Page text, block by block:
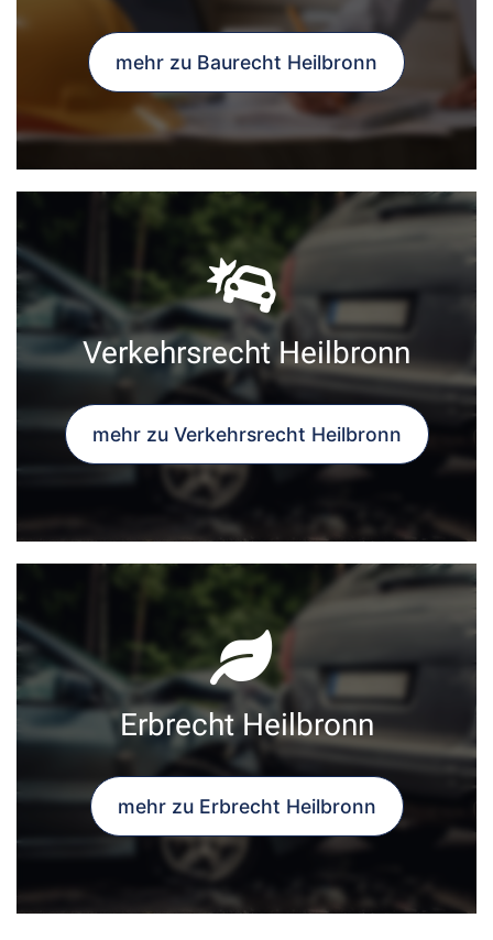
mehr zu Baurecht Heilbronn
Verkehrsrecht Heilbronn
mehr zu Verkehrsrecht Heilbronn
Erbrecht Heilbronn
mehr zu Erbrecht Heilbronn